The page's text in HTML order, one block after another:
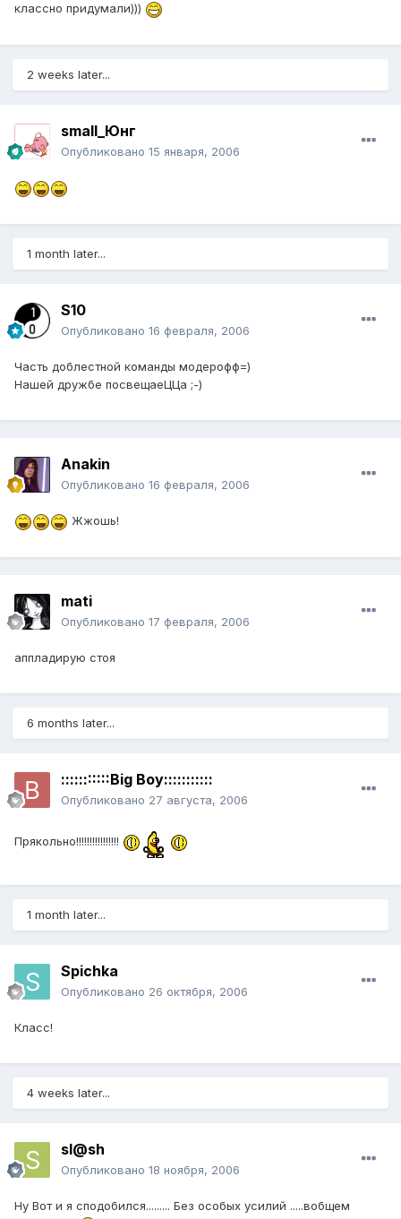
классно придумали)))
2 weeks later...
small_Юнг
Опубликовано 15 января, 2006
1 month later...
S10
Опубликовано 16 февраля, 2006
Часть доблестной команды модерофф=)
Нашей дружбе посвещаеЦЦа ;-)
Anakin
Опубликовано 16 февраля, 2006
Жжошь!
mati
Опубликовано 17 февраля, 2006
аппладирую стоя
6 months later...
:::::::::::Big Boy:::::::::::
Опубликовано 27 августа, 2006
Прякольно!!!!!!!!!!!!!!!!
1 month later...
Spichka
Опубликовано 26 октября, 2006
Класс!
4 weeks later...
sl@sh
Опубликовано 18 ноября, 2006
Ну Вот и я сподобился......... Без особых усилий .....вобщем